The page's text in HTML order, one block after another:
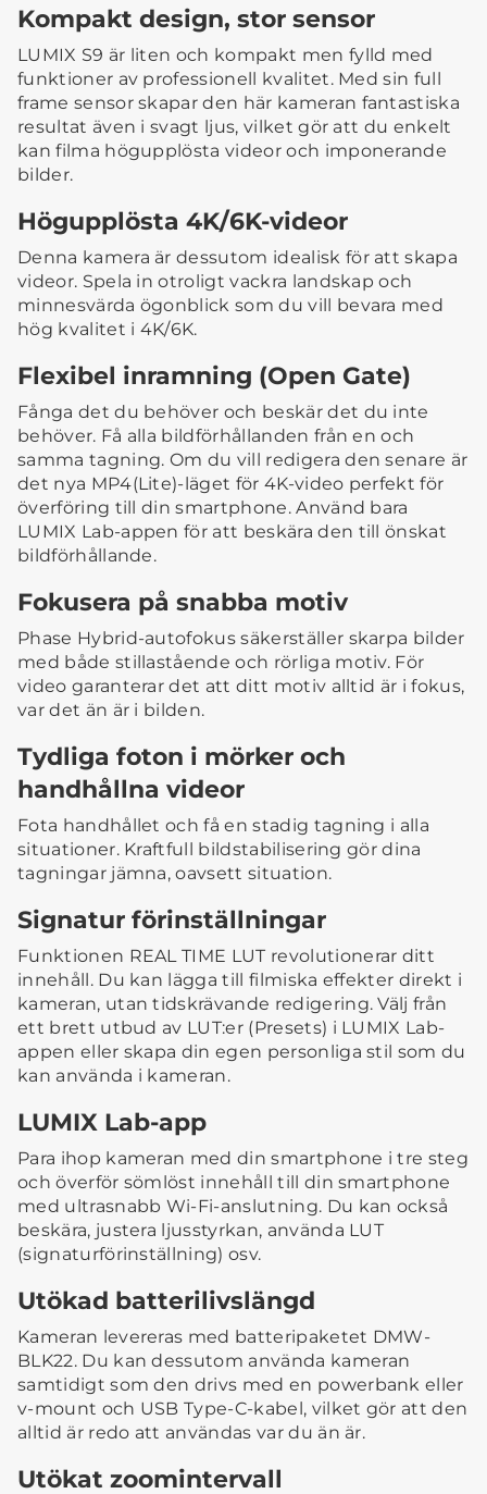
Kompakt design, stor sensor
LUMIX S9 är liten och kompakt men fylld med
funktioner av professionell kvalitet. Med sin full
frame sensor skapar den här kameran fantastiska
resultat även i svagt ljus, vilket gör att du enkelt
kan filma högupplösta videor och imponerande
bilder.
Högupplösta 4K/6K-videor
Denna kamera är dessutom idealisk för att skapa
videor. Spela in otroligt vackra landskap och
minnesvärda ögonblick som du vill bevara med
hög kvalitet i 4K/6K.
Flexibel inramning (Open Gate)
Fånga det du behöver och beskär det du inte
behöver. Få alla bildförhållanden från en och
samma tagning. Om du vill redigera den senare är
det nya MP4(Lite)-läget för 4K-video perfekt för
överföring till din smartphone. Använd bara
LUMIX Lab-appen för att beskära den till önskat
bildförhållande.
Fokusera på snabba motiv
Phase Hybrid-autofokus säkerställer skarpa bilder
med både stillastående och rörliga motiv. För
video garanterar det att ditt motiv alltid är i fokus,
var det än är i bilden.
Tydliga foton i mörker och
handhållna videor
Fota handhållet och få en stadig tagning i alla
situationer. Kraftfull bildstabilisering gör dina
tagningar jämna, oavsett situation.
Signatur förinställningar
Funktionen REAL TIME LUT revolutionerar ditt
innehåll. Du kan lägga till filmiska effekter direkt i
kameran, utan tidskrävande redigering. Välj från
ett brett utbud av LUT:er (Presets) i LUMIX Lab-
appen eller skapa din egen personliga stil som du
kan använda i kameran.
LUMIX Lab-app
Para ihop kameran med din smartphone i tre steg
och överför sömlöst innehåll till din smartphone
med ultrasnabb Wi-Fi-anslutning. Du kan också
beskära, justera ljusstyrkan, använda LUT
(signaturförinställning) osv.
Utökad batterilivslängd
Kameran levereras med batteripaketet DMW-
BLK22. Du kan dessutom använda kameran
samtidigt som den drivs med en powerbank eller
v-mount och USB Type-C-kabel, vilket gör att den
alltid är redo att användas var du än är.
Utökat zoomintervall